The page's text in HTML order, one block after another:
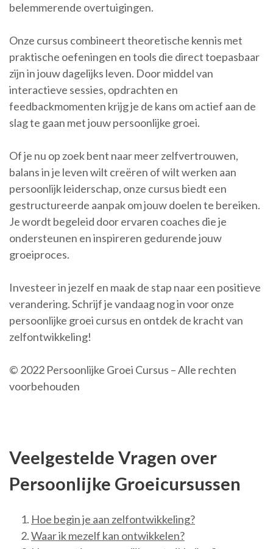
belemmerende overtuigingen.
Onze cursus combineert theoretische kennis met
praktische oefeningen en tools die direct toepasbaar
zijn in jouw dagelijks leven. Door middel van
interactieve sessies, opdrachten en
feedbackmomenten krijg je de kans om actief aan de
slag te gaan met jouw persoonlijke groei.
Of je nu op zoek bent naar meer zelfvertrouwen,
balans in je leven wilt creëren of wilt werken aan
persoonlijk leiderschap, onze cursus biedt een
gestructureerde aanpak om jouw doelen te bereiken.
Je wordt begeleid door ervaren coaches die je
ondersteunen en inspireren gedurende jouw
groeiproces.
Investeer in jezelf en maak de stap naar een positieve
verandering. Schrijf je vandaag nog in voor onze
persoonlijke groei cursus en ontdek de kracht van
zelfontwikkeling!
© 2022 Persoonlijke Groei Cursus – Alle rechten
voorbehouden
Veelgestelde Vragen over
Persoonlijke Groeicursussen
Hoe begin je aan zelfontwikkeling?
Waar ik mezelf kan ontwikkelen?